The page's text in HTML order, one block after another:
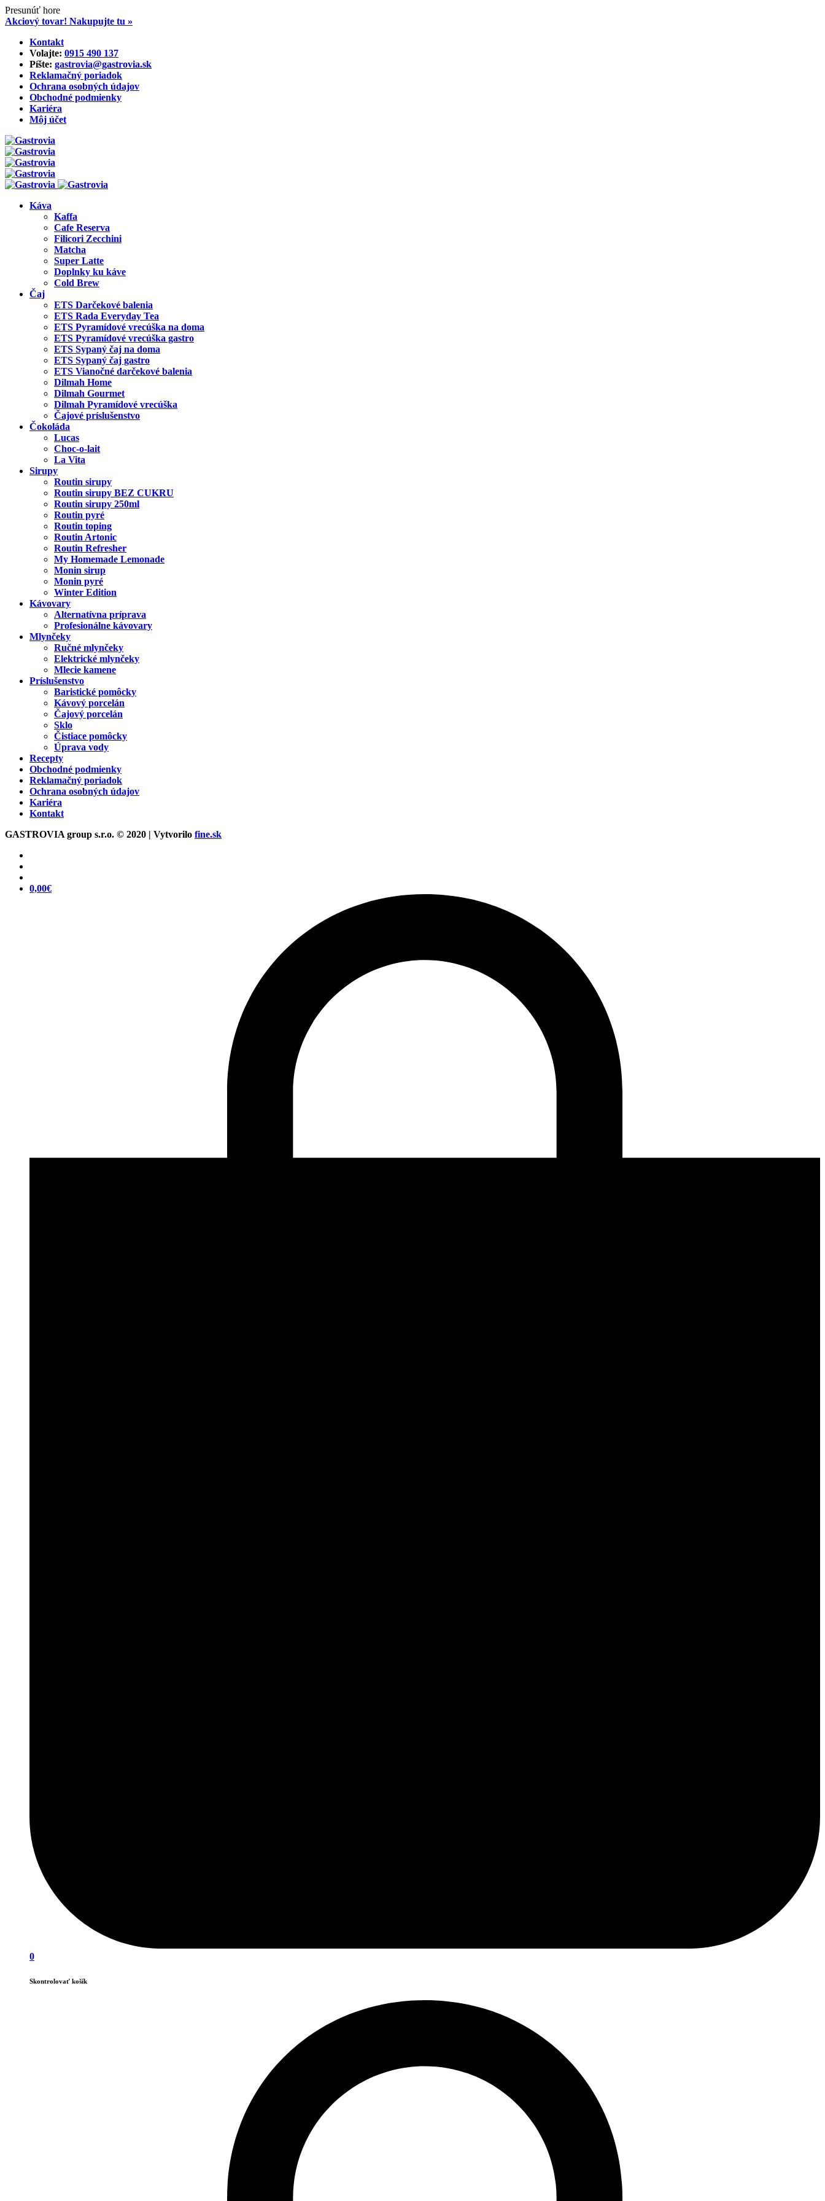
Presunúť hore
Akciový tovar! Nakupujte tu »
content
Kontakt
Volajte: 0915 490 137‬
Píšte: gastrovia@gastrovia.sk‬
Reklamačný poriadok
Ochrana osobných údajov
Obchodné podmienky
Kariéra
Môj účet
Káva
Kaffa
Cafe Reserva
Filicori Zecchini
Matcha
Super Latte
Doplnky ku káve
Cold Brew
Čaj
ETS Darčekové balenia
ETS Rada Everyday Tea
ETS Pyramídové vrecúška na doma
ETS Pyramídové vrecúška gastro
ETS Sypaný čaj na doma
ETS Sypaný čaj gastro
ETS Vianočné darčekové balenia
Dilmah Home
Dilmah Gourmet
Dilmah Pyramídové vrecúška
Čajové príslušenstvo
Čokoláda
Lucas
Choc-o-lait
La Vita
Sirupy
Routin sirupy
Routin sirupy BEZ CUKRU
Routin sirupy 250ml
Routin pyré
Routin toping
Routin Artonic
Routin Refresher
My Homemade Lemonade
Monin sirup
Monin pyré
Winter Edition
Kávovary
Alternatívna príprava
Profesionálne kávovary
Mlynčeky
Ručné mlynčeky
Elektrické mlynčeky
Mlecie kamene
Príslušenstvo
Baristické pomôcky
Kávový porcelán
Čajový porcelán
Sklo
Čistiace pomôcky
Úprava vody
Recepty
Obchodné podmienky
Reklamačný poriadok
Ochrana osobných údajov
Kariéra
Kontakt
GASTROVIA group s.r.o. © 2020 | Vytvorilo fine.sk
0,00€
0
Skontrolovať košík